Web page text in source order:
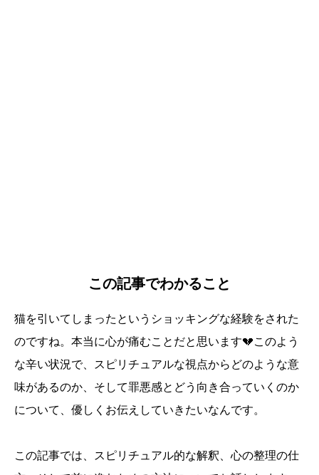
この記事でわかること
猫を引いてしまったというショッキングな経験をされた
のですね。本当に心が痛むことだと思います💔このよう
な辛い状況で、スピリチュアルな視点からどのような意
味があるのか、そして罪悪感とどう向き合っていくのか
について、優しくお伝えしていきたいなんです。
この記事では、スピリチュアル的な解釈、心の整理の仕